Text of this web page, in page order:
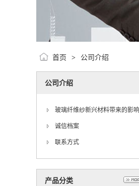
首页 > 公司介绍
公司介绍
玻璃纤维纱新兴材料带来的影响
诚信档案
联系方式
产品分类